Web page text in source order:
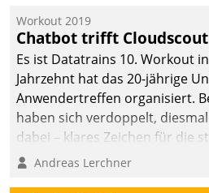
Quartier. Dazwischen
zeigte Datatrain, was es
Neues zu bieten hat.
Workout 2019
Chatbot trifft Cloudscout
Es ist Datatrains 10. Workout
Jahrzehnt hat das 20-jährige
Anwendertreffen organisiert.
haben sich verdoppelt,
dabei – klares Zeichen für die
Fokussierung auf den Kunden.
Andreas Lerchner